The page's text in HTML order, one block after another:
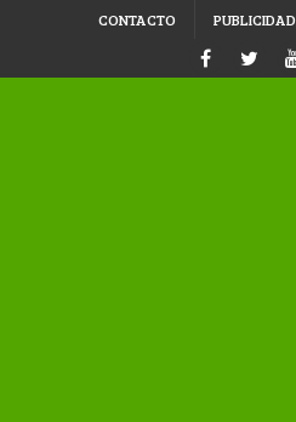
CONTACTO PUBLICIDAD